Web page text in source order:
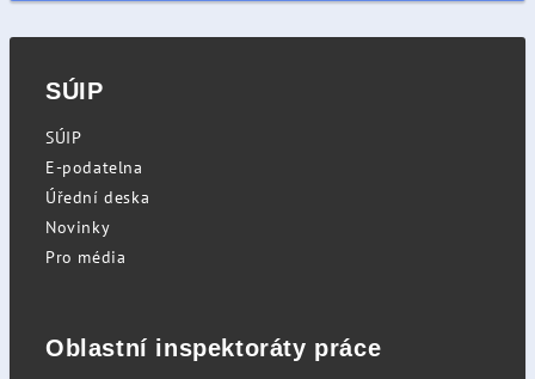
SÚIP
SÚIP
E-podatelna
Úřední deska
Novinky
Pro média
Oblastní inspektoráty práce